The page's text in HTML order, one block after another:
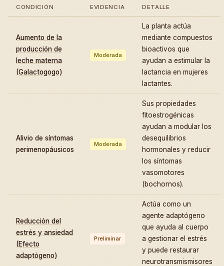
CONDICIÓN EVIDENCIA DETALLE
Aumento de la
producción de
leche materna
(Galactogogo)
Moderada
La planta actúa
mediante compuestos
bioactivos que
ayudan a estimular la
lactancia en mujeres
lactantes.
Alivio de síntomas
perimenopáusicos
Moderada
Sus propiedades
fitoestrogénicas
ayudan a modular los
desequilibrios
hormonales y reducir
los síntomas
vasomotores
(bochornos).
Reducción del
estrés y ansiedad
(Efecto
adaptógeno)
Preliminar
Actúa como un
agente adaptógeno
que ayuda al cuerpo
a gestionar el estrés
y puede restaurar
neurotransmismisores